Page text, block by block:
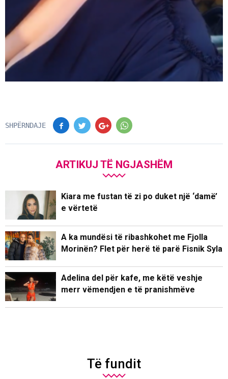
SHPËRNDAJE
ARTIKUJ TË NGJASHËM
Kiara me fustan të zi po duket një ‘damë’
e vërtetë
A ka mundësi të ribashkohet me Fjolla
Morinën? Flet për herë të parë Fisnik Syla
Adelina del për kafe, me këtë veshje
merr vëmendjen e të pranishmëve
Të fundit